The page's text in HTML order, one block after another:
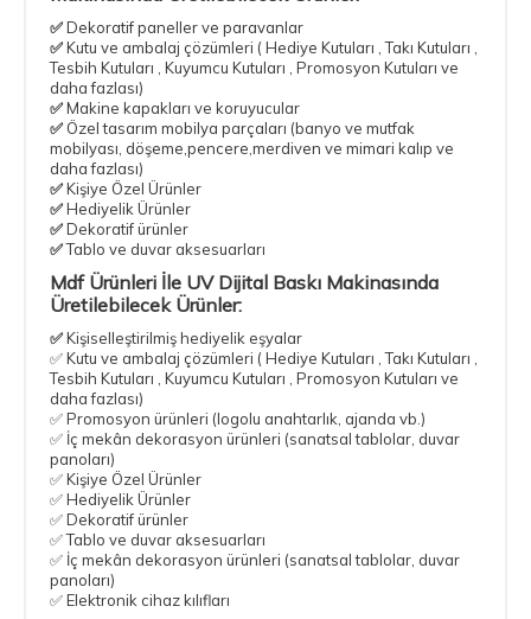
✅Dekoratif paneller ve paravanlar
✅Kutu ve ambalaj çözümleri ( Hediye Kutuları , Takı Kutuları ,
Tesbih Kutuları , Kuyumcu Kutuları , Promosyon Kutuları ve
daha fazlası)
✅Makine kapakları ve koruyucular
✅ Özel tasarım mobilya parçaları (banyo ve mutfak
mobilyası, döşeme,pencere,merdiven ve mimari kalıp ve
daha fazlası)
✅Kişiye Özel Ürünler
✅Hediyelik Ürünler
✅Dekoratif ürünler
✅Tablo ve duvar aksesuarları
Mdf Ürünleri İle UV Dijital Baskı Makinasında
Üretilebilecek Ürünler:
✅Kişiselleştirilmiş hediyelik eşyalar
✅ Kutu ve ambalaj çözümleri ( Hediye Kutuları , Takı Kutuları ,
Tesbih Kutuları , Kuyumcu Kutuları , Promosyon Kutuları ve
daha fazlası)
✅ Promosyon ürünleri (logolu anahtarlık, ajanda vb.)
✅ İç mekân dekorasyon ürünleri (sanatsal tablolar, duvar
panoları)
✅ Kişiye Özel Ürünler
✅ Hediyelik Ürünler
✅ Dekoratif ürünler
✅ Tablo ve duvar aksesuarları
✅ İç mekân dekorasyon ürünleri (sanatsal tablolar, duvar
panoları)
✅ Elektronik cihaz kılıfları